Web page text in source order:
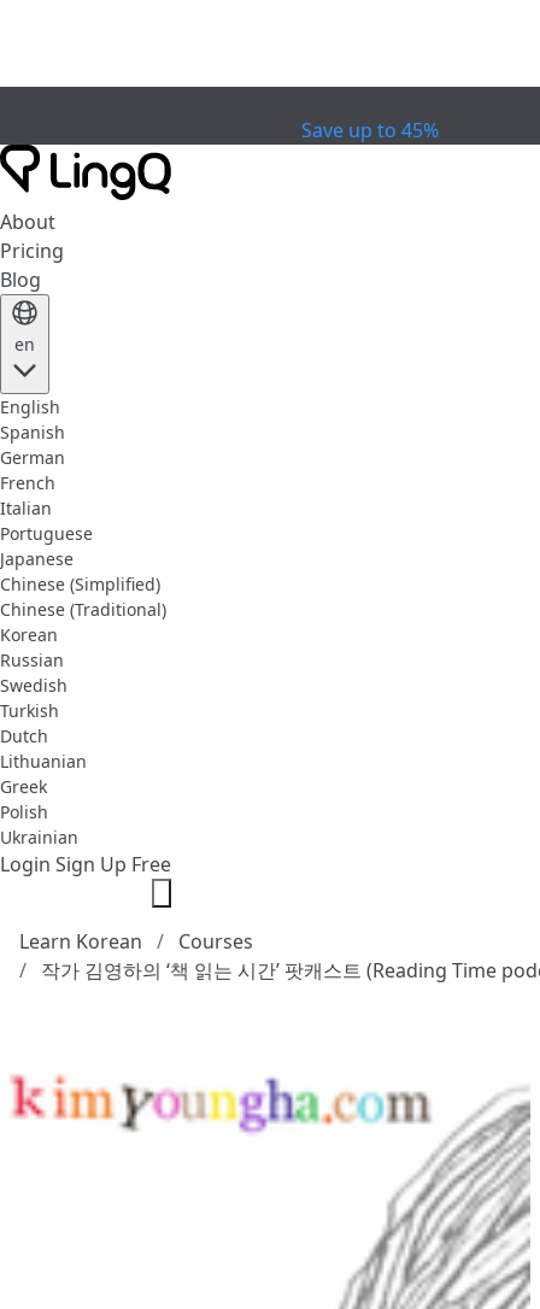
Save up to 45%
About
Pricing
Blog
en
English
Spanish
German
French
Italian
Portuguese
Japanese
Chinese (Simplified)
Chinese (Traditional)
Korean
Russian
Swedish
Turkish
Dutch
Lithuanian
Greek
Polish
Ukrainian
Login Sign Up Free
Learn Korean
Courses
작가 김영하의 ‘책 읽는 시간’ 팟캐스트 (Reading Time